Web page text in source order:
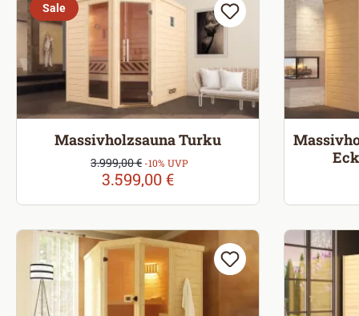
Sale
Massivholzsauna Turku
Verkaufspreis:
3.599,00 €
Regulärer Preis:
3.999,00 € -10% UVP